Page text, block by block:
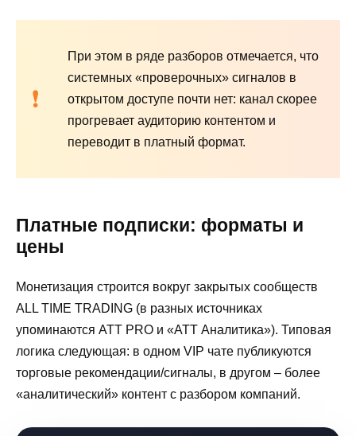
При этом в ряде разборов отмечается, что
системных «проверочных» сигналов в
открытом доступе почти нет: канал скорее
прогревает аудиторию контентом и
переводит в платный формат.
Платные подписки: форматы и
цены
Монетизация строится вокруг закрытых сообществ
ALL TIME TRADING (в разных источниках
упоминаются ATT PRO и «ATT Аналитика»). Типовая
логика следующая: в одном VIP чате публикуются
торговые рекомендации/сигналы, в другом – более
«аналитический» контент с разбором компаний.